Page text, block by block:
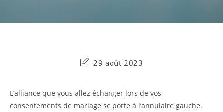
Dernière
la
publication :
29 août 2023
L’alliance que vous allez échanger lors de vos
consentements de mariage se porte à l’annulaire gauche.